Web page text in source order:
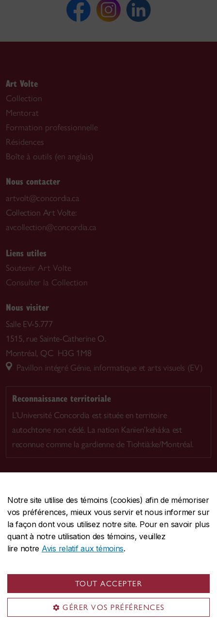
Notre site utilise des témoins (cookies) afin de mémoriser
vos préférences, mieux vous servir et nous informer sur
la façon dont vous utilisez notre site. Pour en savoir plus
quant à notre utilisation des témoins, veuillez
lire notre Avis relatif aux témoins.
TOUT ACCEPTER
GÉRER VOS PRÉFÉRENCES
Art Volte
Collection
Mentorat
Formation professionnelle
Résidences
Boîte à outils (en anglais)
Nous contacter
artvolt@concordia.ca
Collection Art Volte:
avcollection@concordia.ca
Liens utiles
Soutenir Art Volte
Consulter la Collection
Nous visiter
Salle EV-5.777
1515, rue Sainte-Catherine O.
Montréal, QC H3G 1M8
Pavillon intégré Génie, informatique et arts visuels (EV)
Reconnaissance territoriale
L’Université Concordia est située en territoire
autochtone non cédé. La nation Kanien’kehá:ka est
reconnue comme la gardienne de Tiohtià:ke/Montréal.
CENTRALE514-848-2424
URGENCE514-848-3717
Protection et prévention | Accessibilité | Confidentialité
Conditions d'utilisation |
© Université Concordia. Montréal, QC, Canada